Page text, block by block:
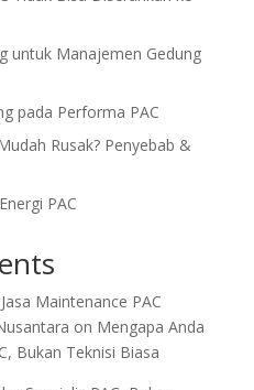
untuk Manajemen Gedung
pada Performa PAC
Rusak? Penyebab &
PAC
Maintenance PAC
on Mengapa Anda
Bukan Teknisi Biasa